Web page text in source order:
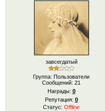
завсегдатый
Группа: Пользователи
Сообщений: 21
Награды: 0
Репутация: 0
Статус: Offline